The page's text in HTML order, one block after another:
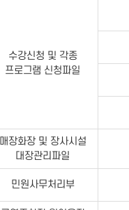
수강신청 및 각종
프로그램 신청파일
매장화장 및 장사시설
대장관리파일
민원사무처리부